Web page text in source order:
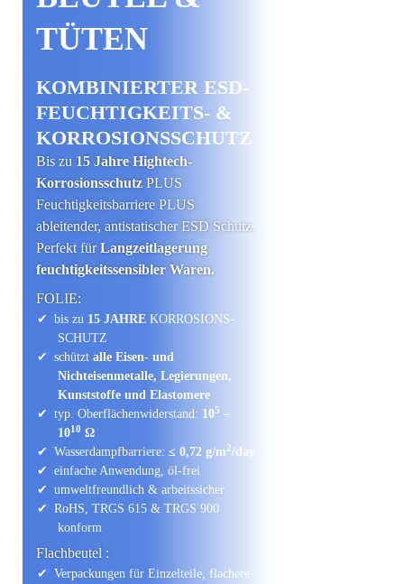
TÜTEN
KOMBINIERTER ESD-
FEUCHTIGKEITS- &
KORROSIONS­SCHUTZ
Bis zu 15 Jahre Hightech-
Korrosions­schutz PLUS
Feuchtigkeits­barriere PLUS
ableitender, antistatischer ESD Schutz.
Perfekt fürLangzeitlagerung
feuchtigkeits­sensibler Waren.
FOLIE:
bis zu 15 JAHREKORROSIONS­
SCHUTZ
schütztalle Eisen- und
Nichteisenmetalle, Legierungen,
Kunststoffe und Elastomere
typ. Oberflächen­widerstand: 105 –
1010 Ω
Wasserdampf­barriere:≤ 0,72 g/m2/day
einfache Anwendung, öl-frei
umwelt­freundlich & arbeits­sicher
RoHS, TRGS 615 & TRGS 900
konform
Flach­beutel :
Verpackungen für Einzelteile, flachere